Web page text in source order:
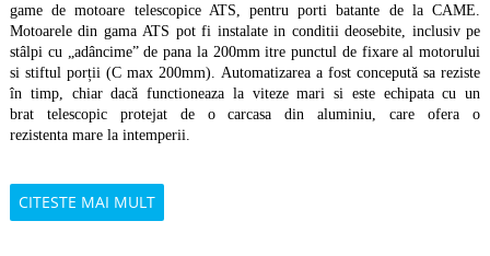
game de motoare telescopice ATS, pentru porti batante de la CAME.
Motoarele din gama ATS pot fi instalate in conditii deosebite, inclusiv pe
stâlpi cu „adâncime” de pana la 200mm itre punctul de fixare al motorului
si stiftul porții (C max 200mm). Automatizarea a fost concepută sa reziste
în timp, chiar dacă functioneaza la viteze mari si este echipata cu un
brat telescopic protejat de o carcasa din aluminiu, care ofera o
rezistenta mare la intemperii.
CITESTE MAI MULT